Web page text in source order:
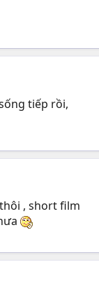
tiếp rồi,
, short film